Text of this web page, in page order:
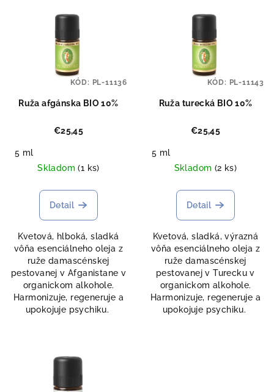
Ruža afgánska BIO 10%
€25,45
5 ml
Skladom(1 ks)
Detail
Kvetová, hlboká, sladká
vôňa esenciálneho oleja z
ruže damascénskej
pestovanej v Afganistane v
organickom alkohole.
Harmonizuje, regeneruje a
upokojuje psychiku.
KÓD: PL-11136
Ruža turecká BIO 10%
€25,45
5 ml
Skladom (2 ks)
Detail
Kvetová, sladká, výrazná
vôňa esenciálneho oleja z
ruže damascénskej
pestovanej v Turecku v
organickom alkohole.
Harmonizuje, regeneruje a
upokojuje psychiku.
KÓD: PL-11143